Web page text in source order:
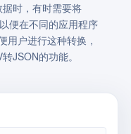
时，有时需要将
便在不同的应用程序
用户进行这种转换，
JSON的功能。